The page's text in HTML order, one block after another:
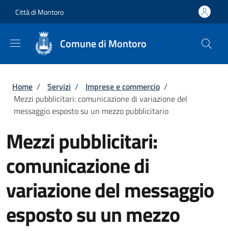
Città di Montoro
Comune di Montoro
Briciole di pane
Home / Servizi / Imprese e commercio /
Mezzi pubblicitari: comunicazione di variazione del
messaggio esposto su un mezzo pubblicitario
Mezzi pubblicitari:
comunicazione di
variazione del messaggio
esposto su un mezzo